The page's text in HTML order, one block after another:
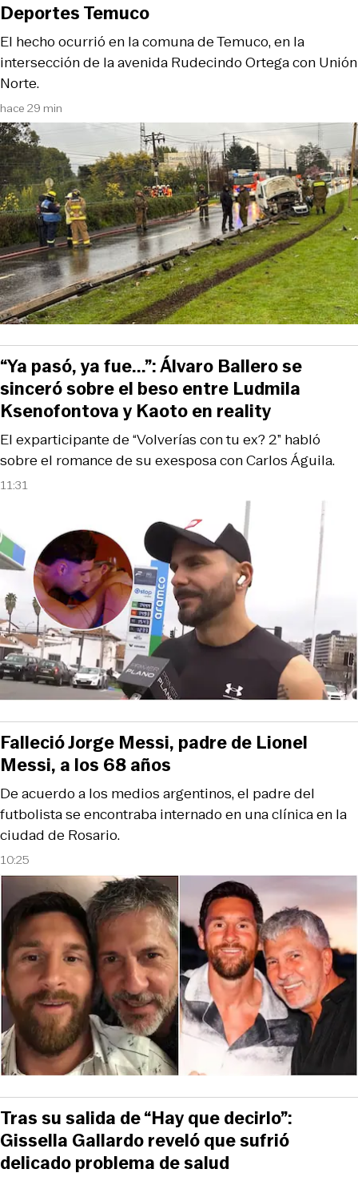
hace 29 min
El hecho ocurrió en la comuna de Temuco, en la
intersección de la avenida Rudecindo Ortega con Unión
Norte.
Deportes Temuco
11:31
El exparticipante de “Volverías con tu ex? 2” habló
sobre el romance de su exesposa con Carlos Águila.
“Ya pasó, ya fue...”: Álvaro Ballero se
sinceró sobre el beso entre Ludmila
Ksenofontova y Kaoto en reality
10:25
De acuerdo a los medios argentinos, el padre del
futbolista se encontraba internado en una clínica en la
ciudad de Rosario.
Falleció Jorge Messi, padre de Lionel
Messi, a los 68 años
Tras su salida de “Hay que decirlo”:
Gissella Gallardo reveló que sufrió
delicado problema de salud